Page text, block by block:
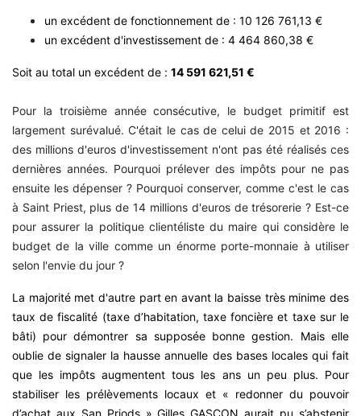
un excédent de fonctionnement de : 10 126 761,13 €
un excédent d'investissement de : 4 464 860,38 €
Soit au total un excédent de : 14 591 621,51 €
Pour la troisième année consécutive, le budget primitif est
largement surévalué. C'était le cas de celui de 2015 et 2016 :
des millions d'euros d'investissement n'ont pas été réalisés ces
dernières années. Pourquoi prélever des impôts pour ne pas
ensuite les dépenser ? Pourquoi conserver, comme c'est le cas
à Saint Priest, plus de 14 millions d'euros de trésorerie ? Est-ce
pour assurer la politique clientéliste du maire qui considère le
budget de la ville comme un énorme porte-monnaie à utiliser
selon l'envie du jour ?
La majorité met d'autre part en avant la baisse très minime des
taux de fiscalité (taxe d’habitation, taxe foncière et taxe sur le
bâti) pour démontrer sa supposée bonne gestion. Mais elle
oublie de signaler la hausse annuelle des bases locales qui fait
que les impôts augmentent tous les ans un peu plus. Pour
stabiliser les prélèvements locaux et « redonner du pouvoir